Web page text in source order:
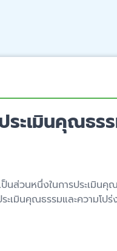
ะเมินคุณธรร
ส่วนหนึ่งในการประเมิน
ะเมินคุณธรรมและความโป